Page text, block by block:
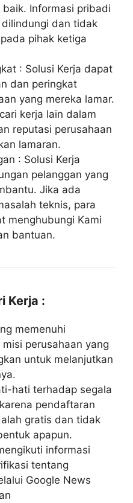
Informasi pribadi
dan tidak
pihak ketiga
: Solusi Kerja dapat
dan peringkat
yang mereka lamar.
kerja lain dalam
reputasi perusahaan
lamaran.
: Solusi Kerja
pelanggan yang
Jika ada
teknis, para
menghubungi Kami
bantuan.
Kerja :
memenuhi
perusahaan yang
untuk melanjutkan
hati terhadap segala
pendaftaran
gratis dan tidak
apapun.
informasi
tentang
Google News